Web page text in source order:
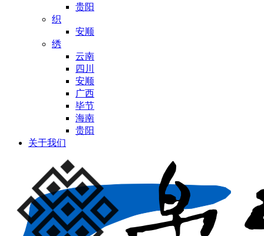
贵阳
织
安顺
绣
云南
四川
安顺
广西
毕节
海南
贵阳
关于我们